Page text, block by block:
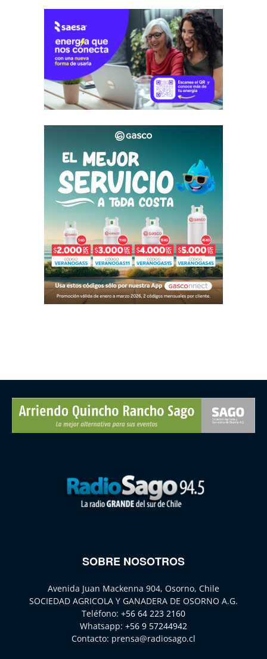
SOBRE NOSOTROS
Avenida Juan Mackenna 904, Osorno, Chile
SOCIEDAD AGRICOLA Y GANADERA DE OSORNO A.G.
Teléfono: +56 64 223 2160
Whatsapp: +56 9 57244942
Contacto: prensa@radiosago.cl